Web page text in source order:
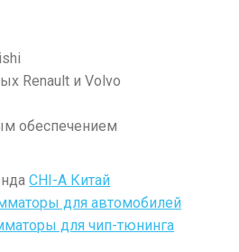
Renault и Volvo
обеспечением
CHI-A Китай
для автомобилей
для чип-тюнинга